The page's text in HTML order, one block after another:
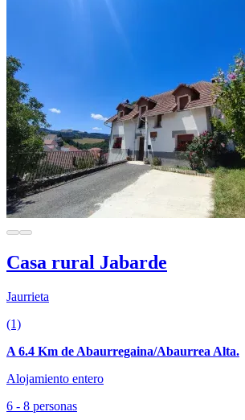
Casa rural Jabarde
Jaurrieta
(1)
A 6.4 Km de Abaurregaina/Abaurrea Alta.
Alojamiento entero
6 - 8 personas